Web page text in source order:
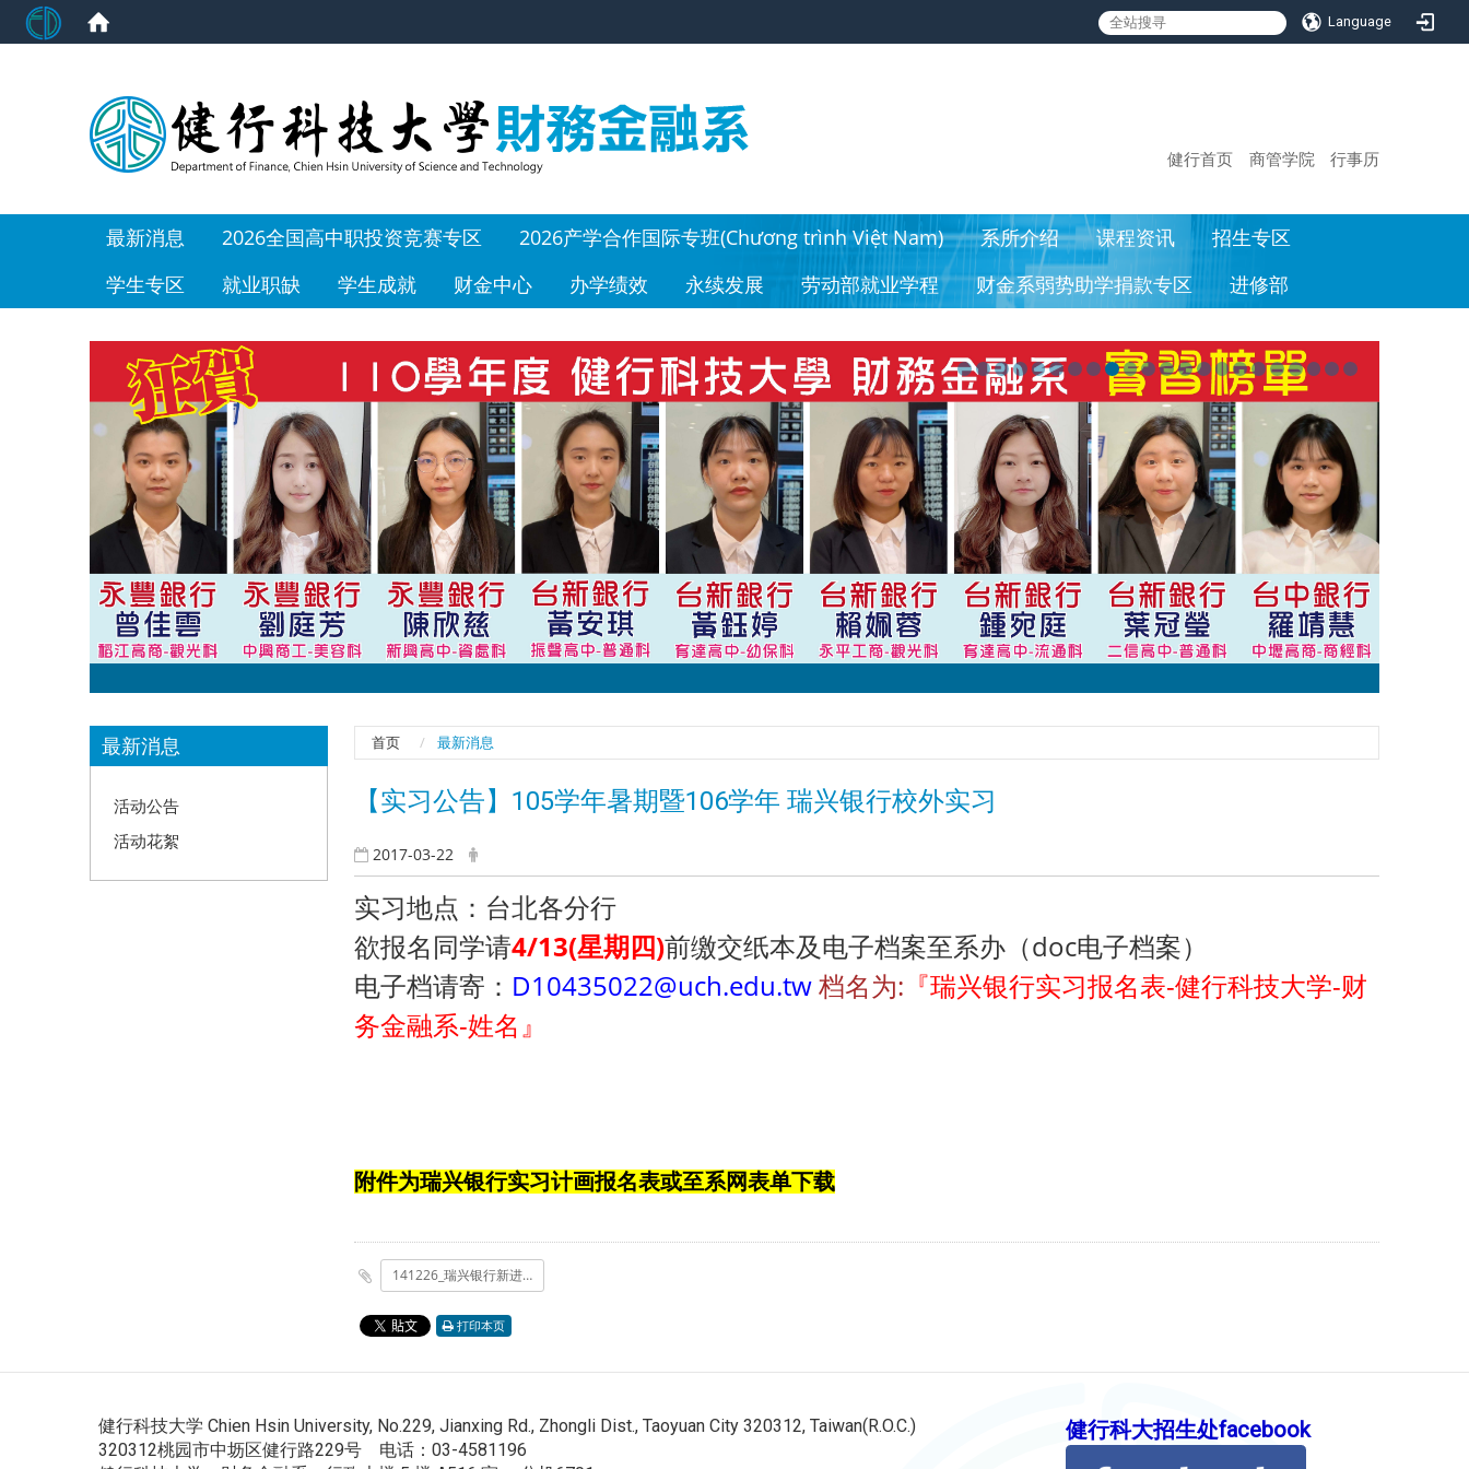
Language
健行首页
商管学院 行事历
最新消息 2026全国高中职投资竞赛专区 2026产学合作国际专班(Chương trình Việt Nam) 系所介绍 课程资讯
招生专区
学生专区
就业职缺 学生成就 财金中心 办学绩效 永续发展 劳动部就业学程 财金系弱势助学捐款专区 进修部
最新消息
活动公告
活动花絮
首页 最新消息
【实习公告】105学年暑期暨106学年 瑞兴银行校外实习
2017-03-22
实习地点：台北各分行
欲报名同学请4/13(星期四)前缴交纸本及电子档案至系办（doc电子档案）
电子档请寄： D10435022@uch.edu.tw档名为: 『瑞兴银行实习报名表-健行科技大学-财
务金融系-姓名』
附件为瑞兴银行实习计画报名表或至系网表单下载
141226_瑞兴银行新进人员履历表.doc
打印本页
健行科技大学 Chien Hsin University, No.229, Jianxing Rd., Zhongli Dist., Taoyuan City 320312, Taiwan(R.O.C.)
320312桃园市中坜区健行路229号 电话：03-4581196
健行科大招生处facebook